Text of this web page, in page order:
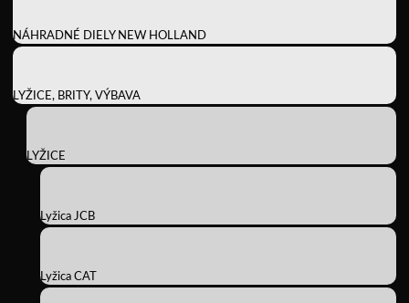
NÁHRADNÉ DIELY NEW HOLLAND
LYŽICE, BRITY, VÝBAVA
LYŽICE
Lyžica JCB
Lyžica CAT